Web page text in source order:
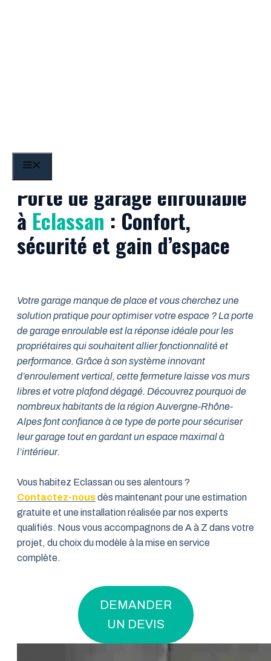
Porte de garage enroulable
à Eclassan : Confort,
sécurité et gain d’espace
Votre garage manque de place et vous cherchez une
solution pratique pour optimiser votre espace ? La porte
de garage enroulable est la réponse idéale pour les
propriétaires qui souhaitent allier fonctionnalité et
performance. Grâce à son système innovant
d’enroulement vertical, cette fermeture laisse vos murs
libres et votre plafond dégagé. Découvrez pourquoi de
nombreux habitants de la région Auvergne-Rhône-
Alpes font confiance à ce type de porte pour sécuriser
leur garage tout en gardant un espace maximal à
l’intérieur.
Vous habitez Eclassan ou ses alentours ?
Contactez-nousdès maintenant pour une estimation
gratuite et une installation réalisée par nos experts
qualifiés. Nous vous accompagnons de A à Z dans votre
projet, du choix du modèle à la mise en service
complète.
DEMANDER
UN DEVIS